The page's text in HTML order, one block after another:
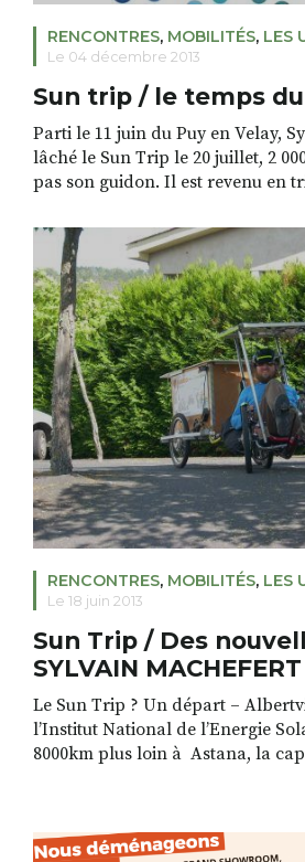
RENCONTRES, MOBILITÉS, LES
Le 04 décembre 2013
Sun trip / le temps
Parti le 11 juin du Puy en Velay,
lâché le Sun Trip le 20 juillet, 2
pas son guidon. Il est revenu en
septembre, il reprenait son travail
ne suis […]
RENCONTRES, MOBILITÉS, LES
Le 18 juin 2013
Sun Trip / Des
SYLVAIN MACHEFERT
Le Sun Trip ? Un départ –
l’Institut National de l’Energie
8000km plus loin à Astana, la
consortium français). Un
assistance, pour les aventuriers à